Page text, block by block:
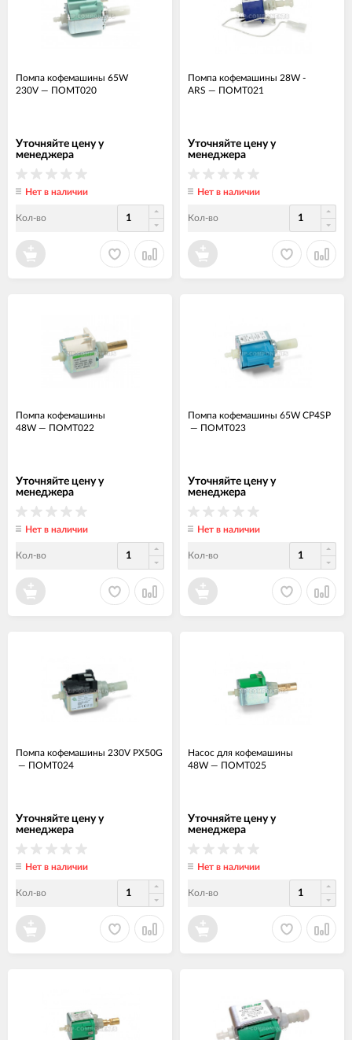
Помпа кофемашины 65W
230V — ПОМТ020
Уточняйте цену у
менеджера
Нет в наличии
Кол-во
Помпа кофемашины 28W -
ARS — ПОМТ021
Уточняйте цену у
менеджера
Нет в наличии
Кол-во
Помпа кофемашины
48W — ПОМТ022
Уточняйте цену у
менеджера
Нет в наличии
Кол-во
Помпа кофемашины 65W CP4SP
— ПОМТ023
Уточняйте цену у
менеджера
Нет в наличии
Кол-во
Помпа кофемашины 230V PX50G
— ПОМТ024
Уточняйте цену у
менеджера
Нет в наличии
Кол-во
Насос для кофемашины
48W — ПОМТ025
Уточняйте цену у
менеджера
Нет в наличии
Кол-во